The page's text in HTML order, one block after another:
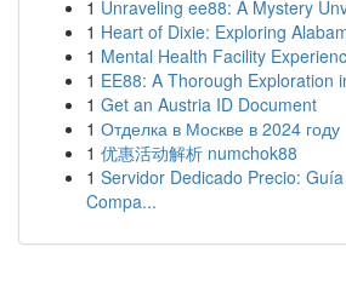
1 Unraveling ee88: A Mystery
1 Heart of Dixie: Exploring
1 Mental Health Facility
1 EE88: A Thorough Exploration
1 Get an Austria ID Document
1 Отделка в Москве в 2024 году
1 优惠活动解析 numchok88
1 Servidor Dedicado Precio:
Compa...